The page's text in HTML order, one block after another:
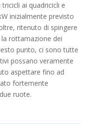
ai quadricicli e
inizialmente previsto
ritenuto di spingere
rottamazione dei
punto, ci sono tutte
possano veramente
aspettare fino ad
fortemente
ruote.